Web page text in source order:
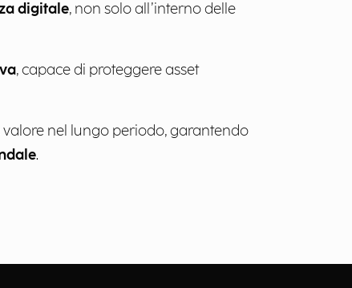
digitale, non solo all’interno delle
, capace di proteggere asset
nel lungo periodo, garantendo
.